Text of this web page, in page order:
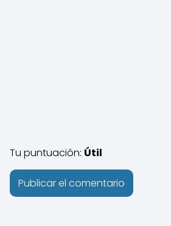
Tu puntuación: Útil